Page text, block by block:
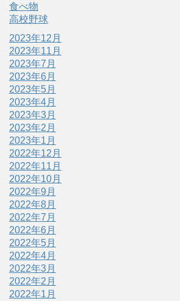
食べ物
高校野球
2023年12月
2023年11月
2023年7月
2023年6月
2023年5月
2023年4月
2023年3月
2023年2月
2023年1月
2022年12月
2022年11月
2022年10月
2022年9月
2022年8月
2022年7月
2022年6月
2022年5月
2022年4月
2022年3月
2022年2月
2022年1月